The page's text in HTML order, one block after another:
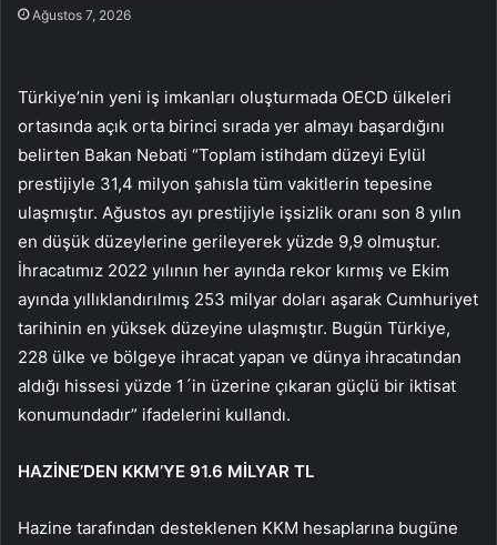
Ağustos 7, 2026
Türkiye’nin yeni iş imkanları oluşturmada OECD ülkeleri
ortasında açık orta birinci sırada yer almayı başardığını
belirten Bakan Nebati “Toplam istihdam düzeyi Eylül
prestijiyle 31,4 milyon şahısla tüm vakitlerin tepesine
ulaşmıştır. Ağustos ayı prestijiyle işsizlik oranı son 8 yılın
en düşük düzeylerine gerileyerek yüzde 9,9 olmuştur.
İhracatımız 2022 yılının her ayında rekor kırmış ve Ekim
ayında yıllıklandırılmış 253 milyar doları aşarak Cumhuriyet
tarihinin en yüksek düzeyine ulaşmıştır. Bugün Türkiye,
228 ülke ve bölgeye ihracat yapan ve dünya ihracatından
aldığı hissesi yüzde 1´in üzerine çıkaran güçlü bir iktisat
konumundadır” ifadelerini kullandı.
HAZİNE’DEN KKM’YE 91.6 MİLYAR TL
Hazine tarafından desteklenen KKM hesaplarına bugüne